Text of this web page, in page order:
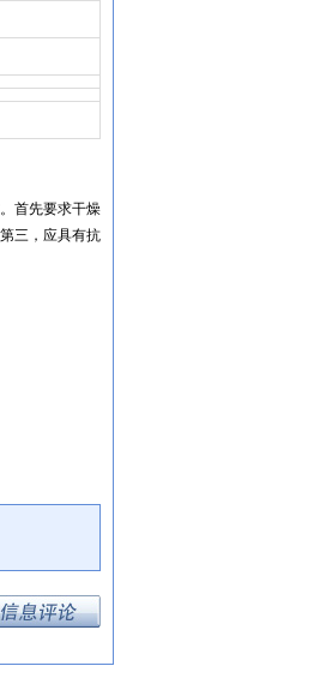
首先要求干燥
三，应具有抗